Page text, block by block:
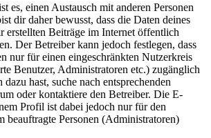
es, einen Austausch mit anderen Personen
dir daher bewusst, dass die Daten deines
erstellten Beiträge im Internet öffentlich
Der Betreiber kann jedoch festlegen, dass
nur für einen eingeschränkten Nutzerkreis
Benutzer, Administratoren etc.) zugänglich
hast, suche nach entsprechenden
oder kontaktiere den Betreiber. Die E-
Profil ist dabei jedoch nur für den
beauftragte Personen (Administratoren)